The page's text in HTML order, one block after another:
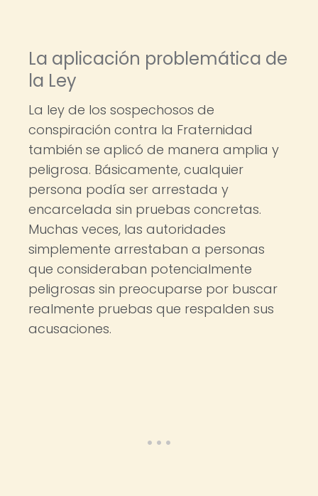
La aplicación problemática de
la Ley
La ley de los sospechosos de
conspiración contra la Fraternidad
también se aplicó de manera amplia y
peligrosa. Básicamente, cualquier
persona podía ser arrestada y
encarcelada sin pruebas concretas.
Muchas veces, las autoridades
simplemente arrestaban a personas
que consideraban potencialmente
peligrosas sin preocuparse por buscar
realmente pruebas que respalden sus
acusaciones.